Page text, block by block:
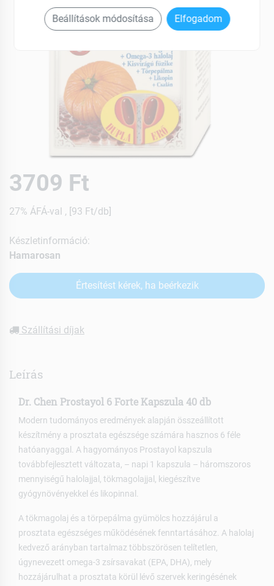
3709 Ft
27% ÁFÁ-val , [93 Ft/db]
Készletinformáció:
Hamarosan
Értesítést kérek, ha beérkezik
Szállítási díjak
Leírás
Dr. Chen Prostayol 6 Forte Kapszula 40 db
Modern tudományos eredmények alapján összeállított
készítmény a prosztata egészsége számára hasznos 6 féle
hatóanyaggal. A hagyományos Prostayol kapszula
továbbfejlesztett változata, – napi 1 kapszula – háromszoros
mennyiségű halolajjal, tökmagolajjal, kiegészítve
gyógynövényekkel és likopinnal.
A tökmagolaj és a törpepálma gyümölcs hozzájárul a
prosztata egészséges működésének fenntartásához. A halolaj
kedvező arányban tartalmaz többszörösen telítetlen,
úgynevezett omega-3 zsírsavakat (EPA, DHA), mely
hozzájárulhat a prosztata körül lévő szervek keringésének
Beállítások módosítása Elfogadom